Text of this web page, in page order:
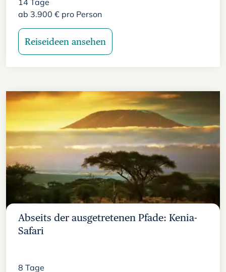
ab 3.900 € pro Person
Reiseideen ansehen
Abseits der ausgetretenen Pfade: Kenia-
Safari
8 Tage